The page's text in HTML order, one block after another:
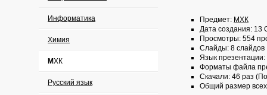
Информатика
Химия
МХК
Русский язык
Предмет: МХК
Дата создания: 13
Просмотры: 554
Слайды: 8 слайдов
Язык презентации:
Форматы файла
Скачали: 46 раз
Общий размер